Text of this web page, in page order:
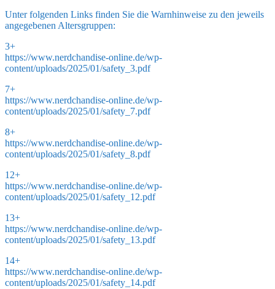
Unter folgenden Links finden Sie die Warnhinweise zu den jeweils
angegebenen Altersgruppen:
3+
https://www.nerdchandise-online.de/wp-
content/uploads/2025/01/safety_3.pdf
7+
https://www.nerdchandise-online.de/wp-
content/uploads/2025/01/safety_7.pdf
8+
https://www.nerdchandise-online.de/wp-
content/uploads/2025/01/safety_8.pdf
12+
https://www.nerdchandise-online.de/wp-
content/uploads/2025/01/safety_12.pdf
13+
https://www.nerdchandise-online.de/wp-
content/uploads/2025/01/safety_13.pdf
14+
https://www.nerdchandise-online.de/wp-
content/uploads/2025/01/safety_14.pdf